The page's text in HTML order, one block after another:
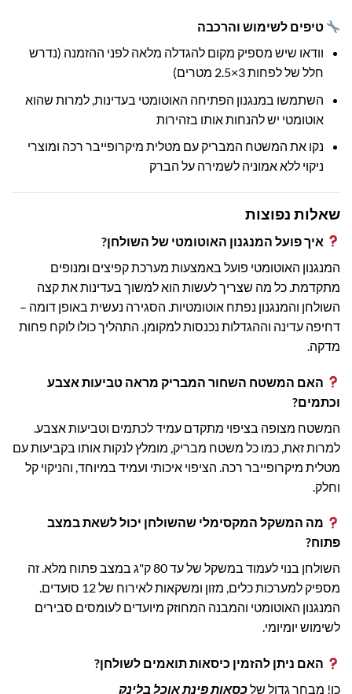
טיפים לשימוש והרכבה
וודאו שיש מספיק מקום להגדלה מלאה לפני ההזמנה (נדרש
חלל של לפחות 3×2.5 מטרים)
השתמשו במנגנון הפתיחה האוטומטי בעדינות, למרות שהוא
אוטומטי יש להנחות אותו בזהירות
נקו את המשטח המבריק עם מטלית מיקרופייבר רכה ומוצרי
ניקוי ללא אמוניה לשמירה על הברק
שאלות נפוצות
איך פועל המנגנון האוטומטי של השולחן?
המנגנון האוטומטי פועל באמצעות מערכת קפיצים ומנופים
מתקדמת. כל מה שצריך לעשות הוא למשוך בעדינות את קצה
השולחן והמנגנון נפתח אוטומטיות. הסגירה נעשית באופן דומה –
דחיפה עדינה וההגדלות נכנסות למקומן. התהליך כולו לוקח פחות
מדקה.
האם המשטח השחור המבריק מראה טביעות אצבע
וכתמים?
המשטח מצופה בציפוי מתקדם עמיד לכתמים וטביעות אצבע.
למרות זאת, כמו כל משטח מבריק, מומלץ לנקות אותו בקביעות עם
מטלית מיקרופייבר רכה. הציפוי איכותי ועמיד במיוחד, והניקוי קל
וחלק.
מה המשקל המקסימלי שהשולחן יכול לשאת במצב
פתוח?
השולחן בנוי לעמוד במשקל של עד 80 ק"ג במצב פתוח מלא. זה
מספיק למערכות כלים, מזון ומשקאות לאירוח של 12 סועדים.
המנגנון האוטומטי והמבנה המחוזק מיועדים לעומסים סבירים
לשימוש יומיומי.
האם ניתן להזמין כיסאות תואמים לשולחן?
כן! מבחר גדול שלכסאות פינת אוכל בלינק